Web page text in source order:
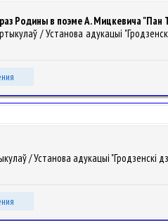
Родины в поэме А. Мицкевича "Пан
/ Установа адукацыі
/ Установа адукацыі "Гродзенскі